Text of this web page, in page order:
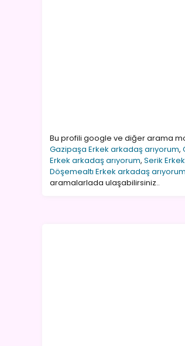
Bu profili google ve diğer arama
Gazipaşa Erkek arkadaş arıyorum,
Erkek arkadaş arıyorum, Serik
Döşemealtı Erkek arkadaş arıyorum
aramalarlada ulaşabilirsiniz..